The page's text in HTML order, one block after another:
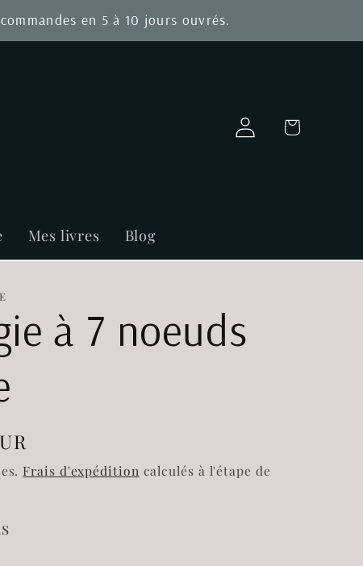
en 5 à 10 jours ouvrés.
Mes livres Blog
Connexion Panier
à 7 noeuds
Frais d'expédition calculés à l'étape de